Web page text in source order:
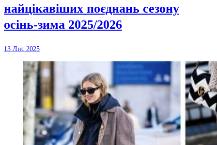
найцікавіших поєднань сезону
осінь-зима 2025/2026
13 Лис 2025